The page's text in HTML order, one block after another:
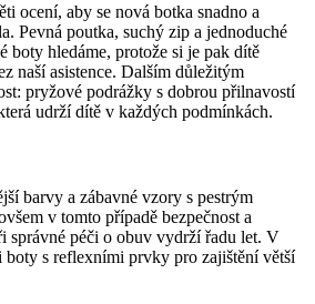
ocení, aby se nová botka snadno a
Pevná poutka, suchý zip a jednoduché
boty hledáme, protože si je pak dítě
naší asistence. Dalším důležitým
pryžové podrážky s dobrou přilnavostí
udrží dítě v každých podmínkách.
barvy a zábavné vzory s pestrým
v tomto případě bezpečnost a
správné péči o obuv vydrží řadu let. V
boty s reflexními prvky pro zajištění větší